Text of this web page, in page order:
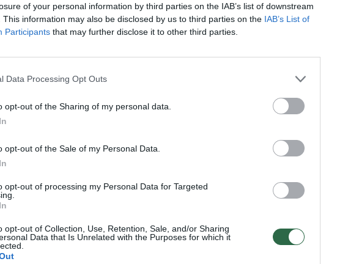
of your personal information by third parties on the IAB’s list of downstream
This information may also be disclosed by us to third parties on the IAB’s List of
Participants that may further disclose it to other third parties.
Data Processing Opt Outs
opt-out of the Sharing of my personal data.
opt-out of the Sale of my Personal Data.
opt-out of processing my Personal Data for Targeted
opt-out of Collection, Use, Retention, Sale, and/or Sharing
Data that Is Unrelated with the Purposes for which it
kelių priežasčių: nebėra paties maestro
pirmojo konkurso vertinimo darbe, bet ir labai
formuojant jo veidą, kviečiant žiuri narius,
rengėme su maestro, todėl dabar mano ir
pareiga – tęsti bei kurti konkurso tradiciją.
įsimintinų ir nuostabių vaidmenų, bet ir išugdė
solistų. Jo vardo konkursas, vykstantis kas
operos žvaigždes ir viso pasaulio, – tinkamiausias
kalbėjo konkurso direktorius Vygintas